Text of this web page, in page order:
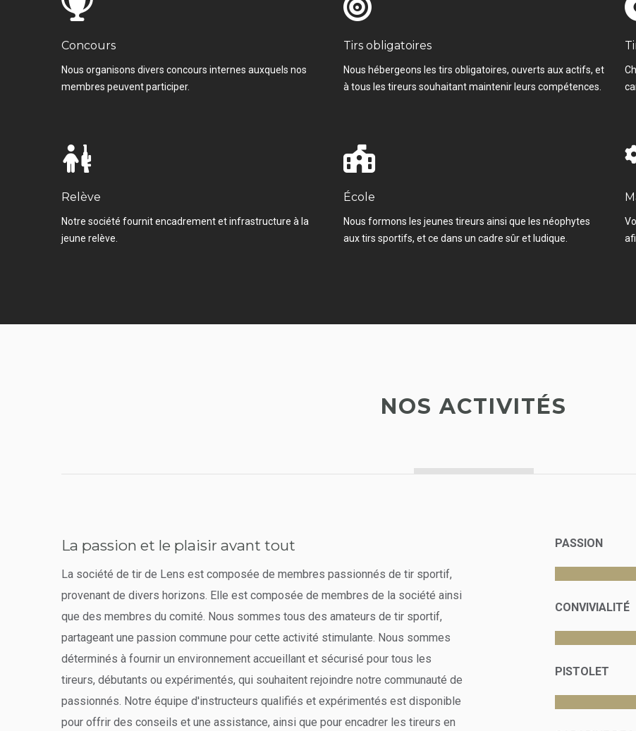
Concours
Nous organisons divers concours internes auxquels nos
membres peuvent participer.
Tirs obligatoires
Nous hébergeons les tirs obligatoires, ouverts aux actifs, et
à tous les tireurs souhaitant maintenir leurs compétences.
Relève
Notre société fournit encadrement et infrastructure à la
jeune relève.
École
Nous formons les jeunes tireurs ainsi que les néophytes
aux tirs sportifs, et ce dans un cadre sûr et ludique.
NOS ACTIVITÉS
La passion et le plaisir avant tout
La société de tir de Lens est composée de membres passionnés de tir sportif,
provenant de divers horizons. Elle est composée de membres de la société ainsi
que des membres du comité. Nous sommes tous des amateurs de tir sportif,
partageant une passion commune pour cette activité stimulante. Nous sommes
déterminés à fournir un environnement accueillant et sécurisé pour tous les
tireurs, débutants ou expérimentés, qui souhaitent rejoindre notre communauté de
passionnés. Notre équipe d'instructeurs qualifiés et expérimentés est disponible
pour offrir des conseils et une assistance, ainsi que pour encadrer les tireurs en
PASSION
CONVIVIALITÉ
PISTOLET